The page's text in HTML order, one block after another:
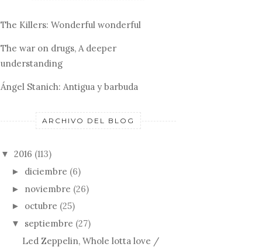
The Killers: Wonderful wonderful
The war on drugs, A deeper
understanding
Ángel Stanich: Antigua y barbuda
ARCHIVO DEL BLOG
▼ 2016 (113)
► diciembre (6)
► noviembre (26)
► octubre (25)
▼ septiembre (27)
Led Zeppelin, Whole lotta love /